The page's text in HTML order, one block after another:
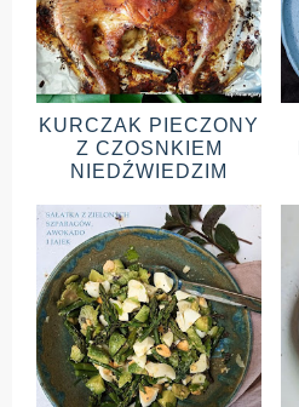
KURCZAK PIECZONY
Z CZOSNKIEM
NIEDŹWIEDZIM